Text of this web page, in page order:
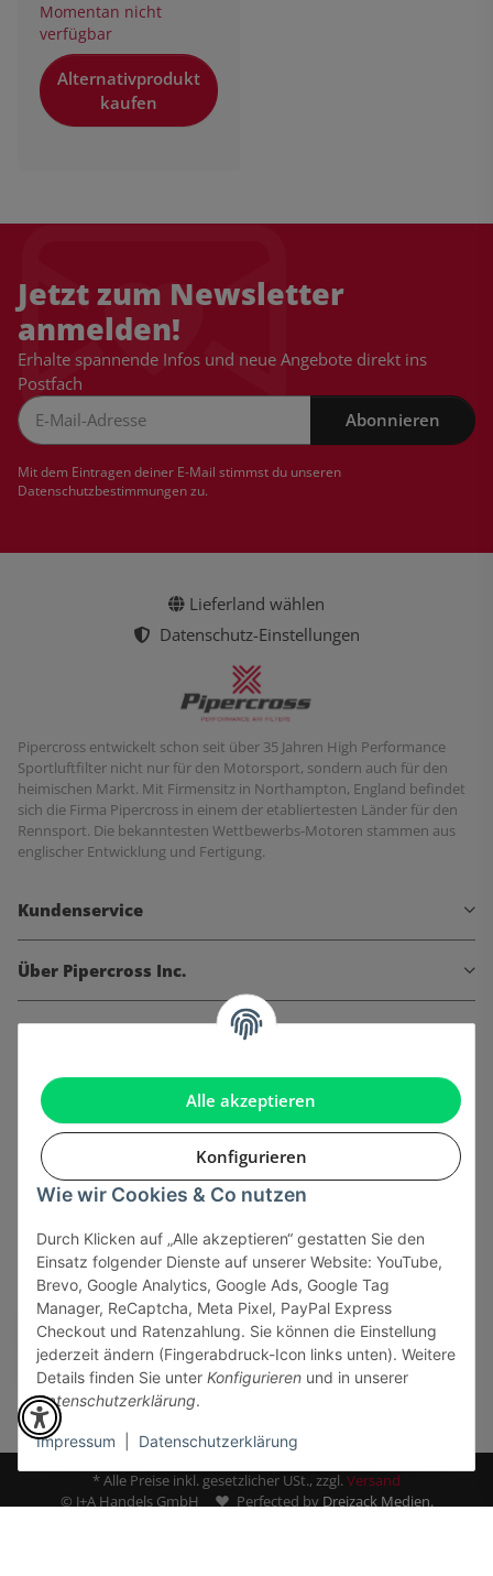
Alle akzeptieren
Konfigurieren
Wie wir Cookies & Co nutzen
Durch Klicken auf „Alle akzeptieren“ gestatten Sie den
Einsatz folgender Dienste auf unserer Website: YouTube,
Brevo, Google Analytics, Google Ads, Google Tag
Manager, ReCaptcha, Meta Pixel, PayPal Express
Checkout und Ratenzahlung. Sie können die Einstellung
jederzeit ändern (Fingerabdruck-Icon links unten). Weitere
Details finden Sie unter Konfigurieren und in unserer
Datenschutzerklärung.
Impressum Datenschutzerklärung
Momentan nicht
verfügbar
Alternativprodukt
kaufen
Jetzt zum Newsletter
anmelden!
Erhalte spannende Infos und neue Angebote direkt ins
Postfach
Abonnieren
Mit dem Eintragen deiner E-Mail stimmst du unseren
Datenschutzbestimmungenzu.
Lieferland wählen
Datenschutz-Einstellungen
Pipercross entwickelt schon seit über 35 Jahren High Performance
Sportluftfilter nicht nur für den Motorsport, sondern auch für den
heimischen Markt. Mit Firmensitz in Northampton, England befindet
sich die Firma Pipercross in einem der etabliertesten Länder für den
Rennsport. Die bekanntesten Wettbewerbs-Motoren stammen aus
englischer Entwicklung und Fertigung.
Kundenservice
Über Pipercross Inc.
Informationen
Gesetzliche Informationen
Sicher bezahlen via:
* Alle Preise inkl. gesetzlicher USt., zzgl.Versand
© J+A Handels GmbH
Perfected by Dreizack Medien.